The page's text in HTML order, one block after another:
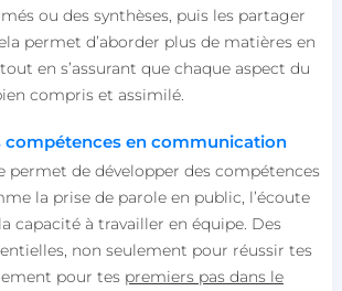
ou des synthèses, puis les partager
permet d’aborder plus de matières en
en s’assurant que chaque aspect du
compris et assimilé.
compétences en communication
permet de développer des compétences
la prise de parole en public, l’écoute
capacité à travailler en équipe. Des
non seulement pour réussir tes
pour tes premiers pas dans le